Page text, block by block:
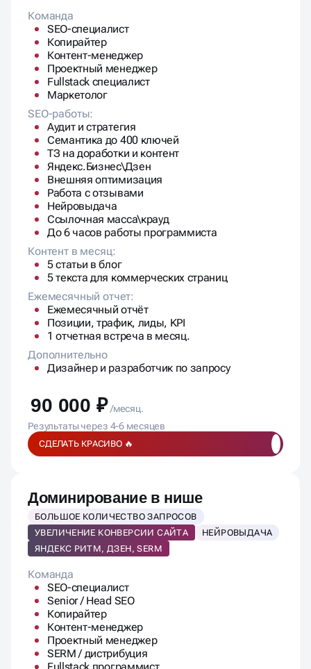
Команда
SEO-специалист
Копирайтер
Контент-менеджер
Проектный менеджер
Fullstack специалист
Маркетолог
SEO-работы:
Аудит и стратегия
Семантика до 400 ключей
ТЗ на доработки и контент
Яндекс.Бизнес\Дзен
Внешняя оптимизация
Работа с отзывами
Нейровыдача
Ссылочная масса\крауд
До 6 часов работы программиста
Контент в месяц:
5 статьи в блог
5 текста для коммерческих страниц
Ежемесячный отчет:
Ежемесячный отчёт
Позиции, трафик, лиды, KPI
1 отчетная встреча в месяц.
Дополнительно
Дизайнер и разработчик по запросу
90 000 ₽ /месяц.
Результаты через 4-6 месяцев
СДЕЛАТЬ КРАСИВО 🔥
Доминирование в нише
БОЛЬШОЕ КОЛИЧЕСТВО ЗАПРОСОВ
УВЕЛИЧЕНИЕ КОНВЕРСИИ САЙТА
НЕЙРОВЫДАЧА
ЯНДЕКС РИТМ, ДЗЕН, SERM
Команда
SEO-специалист
Senior / Head SEO
Копирайтер
Контент-менеджер
Проектный менеджер
SERM / дистрибуция
Fullstack программист